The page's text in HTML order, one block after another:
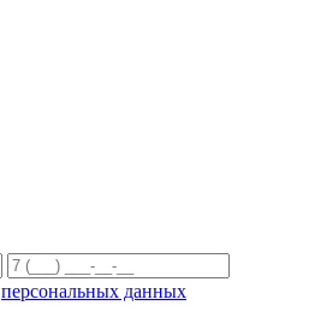
персональных данных